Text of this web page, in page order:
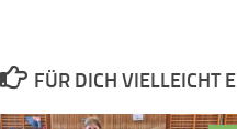
FÜR DICH VIELLEICHT